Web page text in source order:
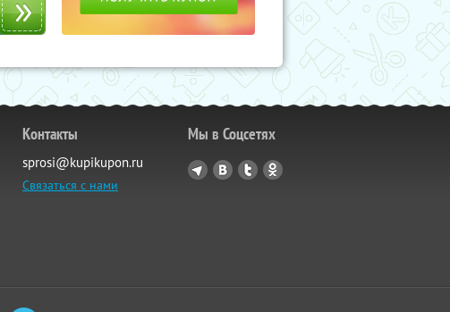
Контакты
sprosi@kupikupon.ru
Связаться с нами
Мы в Соцсетях